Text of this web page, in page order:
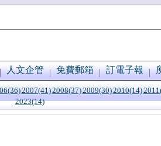
人文企管 免費郵箱 訂電子報
2007(41)2008(37)2009(30)2010(14)
2023(14)